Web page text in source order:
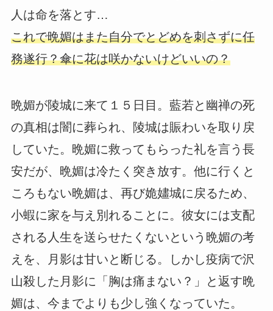
人は命を落とす…
これで晩媚はまた自分でとどめを刺さずに任
務遂行？傘に花は咲かないけどいいの？
晩媚が陵城に来て１５日目。藍若と幽禅の死
の真相は闇に葬られ、陵城は賑わいを取り戻
していた。晩媚に救ってもらった礼を言う長
安だが、晩媚は冷たく突き放す。他に行くと
ころもない晩媚は、再び姽嫿城に戻るため、
小蝦に家を与え別れることに。彼女には支配
される人生を送らせたくないという晩媚の考
えを、月影は甘いと断じる。しかし疫病で沢
山殺した月影に「胸は痛まない？」と返す晩
媚は、今までよりも少し強くなっていた。